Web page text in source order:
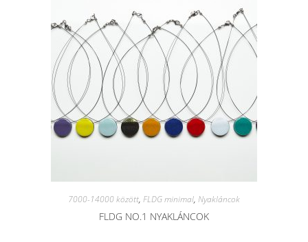
7000-14000 között, FLDG minimal, Nyakláncok
FLDG NO.1 NYAKLÁNCOK